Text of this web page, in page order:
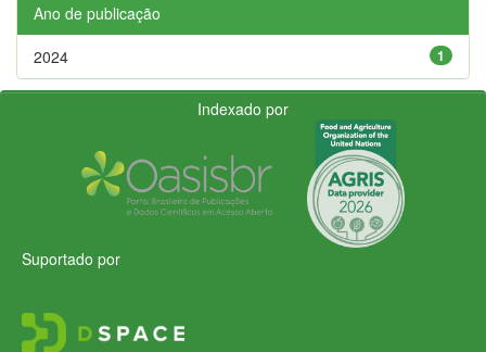
Ano de publicação
1
2024
Indexado por
Suportado por